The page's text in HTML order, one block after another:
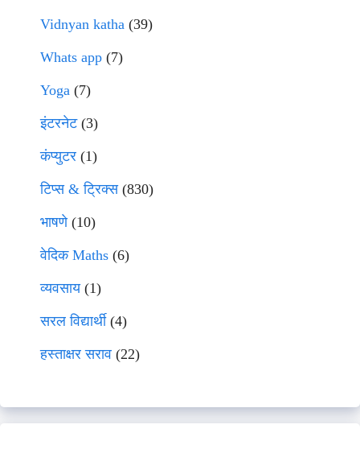
Vidnyan katha (39)
Whats app (7)
Yoga (7)
इंटरनेट(3)
कंप्युटर (1)
टिप्स & ट्रिक्स(830)
भाषणे(10)
वेदिक Maths (6)
व्यवसाय(1)
सरल विद्यार्थी(4)
हस्ताक्षर सराव (22)